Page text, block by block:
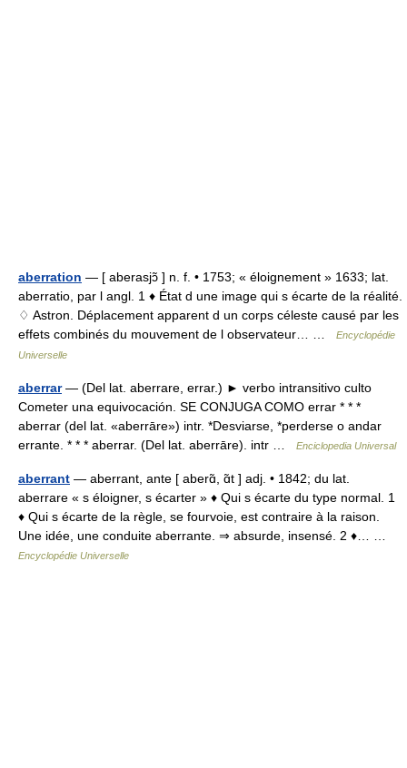
aberration — [ aberasjɔ̃ ] n. f. • 1753; « éloignement » 1633; lat.
aberratio, par l angl. 1 ♦ État d une image qui s écarte de la réalité.
♢ Astron. Déplacement apparent d un corps céleste causé par les
effets combinés du mouvement de l observateur… …
Encyclopédie
Universelle
aberrar— (Del lat. aberrare, errar.) ► verbo intransitivo culto
Cometer una equivocación. SE CONJUGA COMO errar * * *
aberrar (del lat. «aberrāre») intr. *Desviarse, *perderse o andar
errante. * * * aberrar. (Del lat. aberrāre). intr …
Enciclopedia Universal
aberrant — aberrant, ante [ aberɑ̃, ɑ̃t ] adj. • 1842; du lat.
aberrare « s éloigner, s écarter » ♦ Qui s écarte du type normal. 1
♦ Qui s écarte de la règle, se fourvoie, est contraire à la raison.
Une idée, une conduite aberrante. ⇒ absurde, insensé. 2 ♦… …
Encyclopédie Universelle